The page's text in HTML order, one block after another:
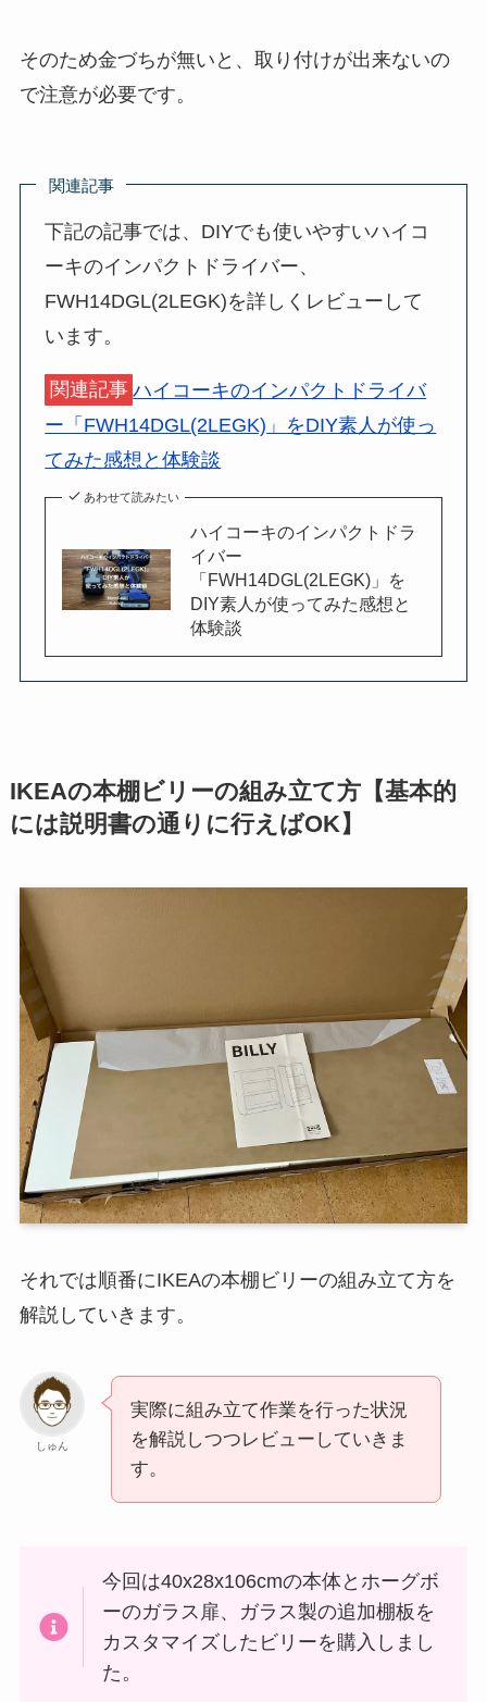
そのため金づちが無いと、取り付けが出来ないの
で注意が必要です。
関連記事
下記の記事では、DIYでも使いやすいハイコ
ーキのインパクトドライバー、
FWH14DGL(2LEGK)を詳しくレビューして
います。
関連記事 ハイコーキのインパクトドライバ
ー「FWH14DGL(2LEGK)」をDIY素人が使っ
てみた感想と体験談
あわせて読みたい
ハイコーキのインパクトドラ
イバー
「FWH14DGL(2LEGK)」を
DIY素人が使ってみた感想と
体験談
IKEAの本棚ビリーの組み立て方【基本的
には説明書の通りに行えばOK】
それでは順番にIKEAの本棚ビリーの組み立て方を
解説していきます。
しゅん
実際に組み立て作業を行った状況
を解説しつつレビューしていきま
す。
今回は40x28x106cmの本体とホーグボ
ーのガラス扉、ガラス製の追加棚板を
カスタマイズしたビリーを購入しまし
た。